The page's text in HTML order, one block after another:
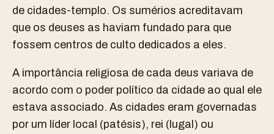
de cidades-templo. Os sumérios acreditavam
que os deuses as haviam fundado para que
fossem centros de culto dedicados a eles.
A importância religiosa de cada deus variava de
acordo com o poder político da cidade ao qual ele
estava associado. As cidades eram governadas
por um líder local (patésis), rei (lugal) ou